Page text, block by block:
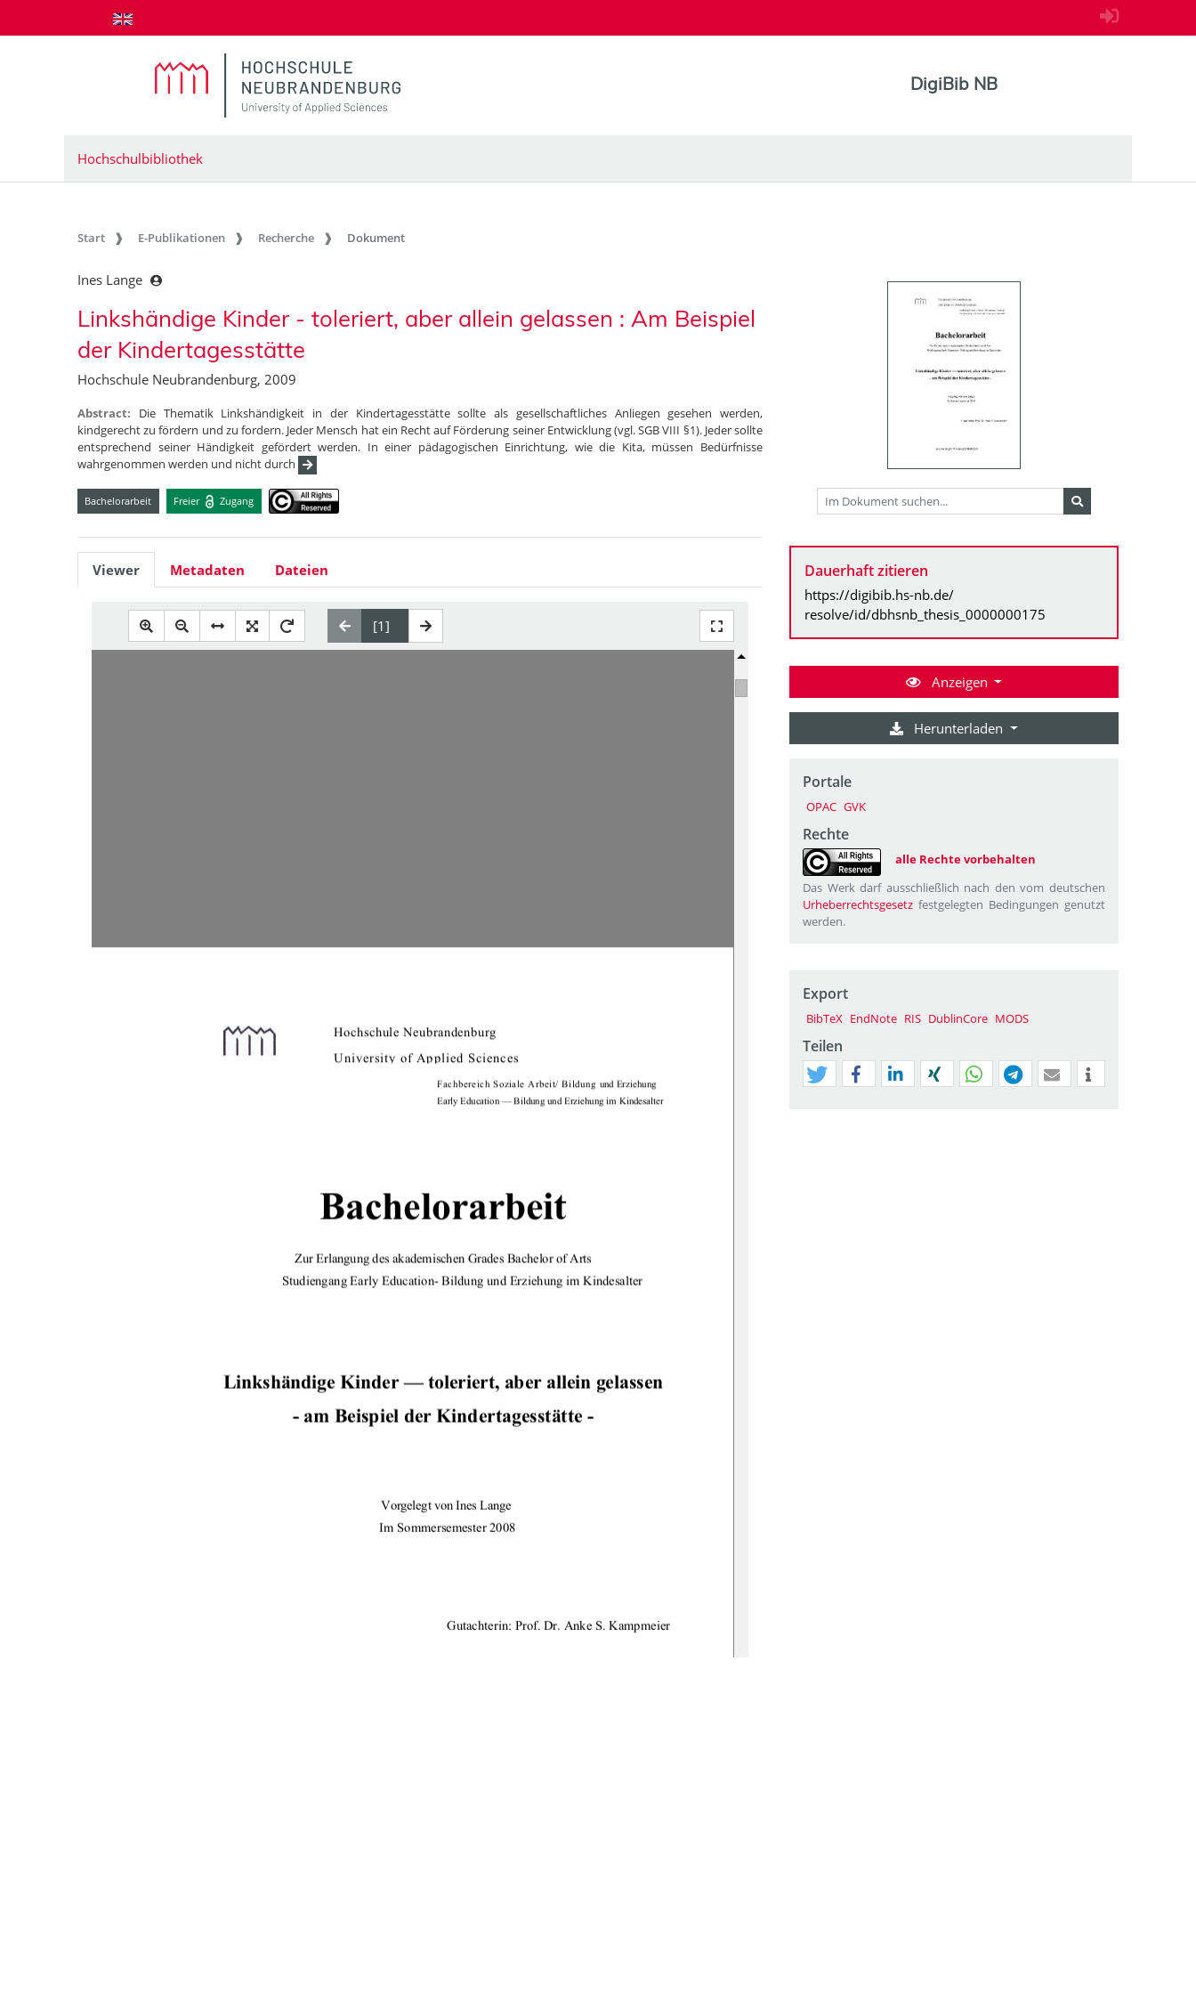
zum Inhalt springen
DigiBib NB
Hochschulbibliothek
Start E-Publikationen Recherche Dokument
Ines Lange
Linkshändige Kinder - toleriert, aber allein gelassen : Am Beispiel
der Kindertagesstätte
Hochschule Neubrandenburg, 2009
Abstract: Die Thematik Linkshändigkeit in der Kindertagesstätte sollte als gesellschaftliches Anliegen gesehen werden,
kindgerecht zu fördern und zu fordern. Jeder Mensch hat ein Recht auf Förderung seiner Entwicklung (vgl. SGB VIII §1). Jeder sollte
entsprechend seiner Händigkeit gefördert werden. In einer pädagogischen Einrichtung, wie die Kita, müssen Bedürfnisse
wahrgenommen werden und nicht durch
Bachelorarbeit Freier Zugang
Viewer Metadaten Dateien
Hochschule Neubrandenburg
University of A pplied Sciences
Fachbereich Soziale Arbeit/ Bildung und Erziehung
Early Education — Bildung und Erziehung im Kindesalter
Bachelorarbeit
Zur Erlangung des akademischen Grades Bachelor of Arts
Studiengang Early Education- Bildung und Erziehung im Kindesalter
Linkshändige Kinder — toleriert, aber allein gelassen
- am Beispiel der Kindertagesstätte -
Vorgelegt von Ines Lange
   Im Sommersemester 2008
                                                                        Gutachterin: Prof. Dr. Anke S. Kampmeier
Dauerhaft zitieren
https://digibib.hs-nb.de/
resolve/id/dbhsnb_thesis_0000000175
Anzeigen
Herunterladen
Portale
OPAC GVK
Rechte
alle Rechte vorbehalten
Das Werk darf ausschließlich nach den vom deutschen
Urheberrechtsgesetz festgelegten Bedingungen genutzt
werden.
Export
BibTeX EndNote RIS DublinCore MODS
Teilen